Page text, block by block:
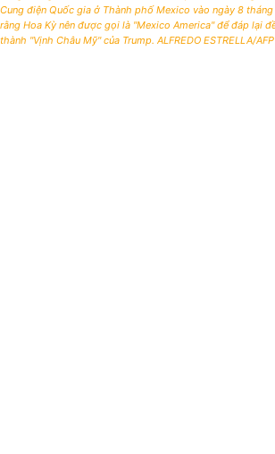
Cung điện Quốc gia ở Thành phố Mexico vào ngày 8
rằng Hoa Kỳ nên được gọi là "Mexico America" ​​để đáp lại
thành "Vịnh Châu Mỹ" của Trump. ALFREDO ESTRELLA/